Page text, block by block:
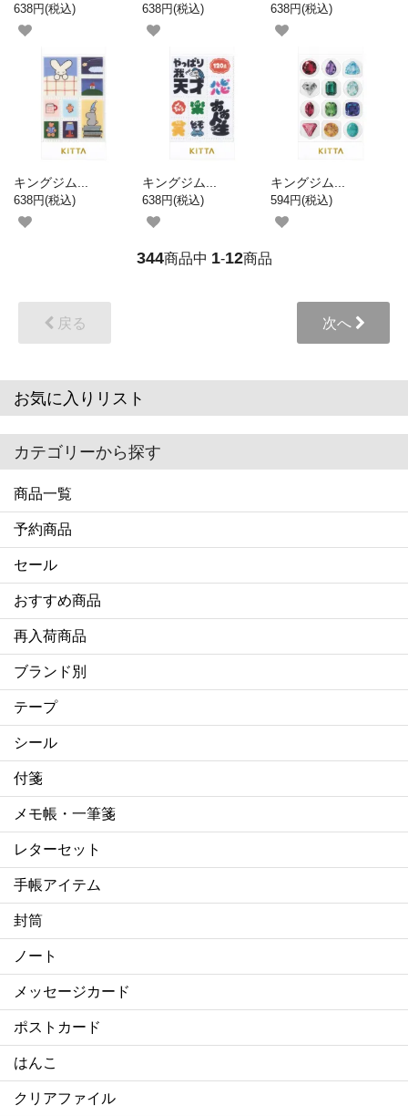
638円(税込)
638円(税込)
638円(税込)
キングジム...
638円(税込)
キングジム...
638円(税込)
キングジム...
594円(税込)
344商品中 1-12商品
戻る 次へ
お気に入りリスト
カテゴリーから探す
商品一覧
予約商品
セール
おすすめ商品
再入荷商品
ブランド別
テープ
シール
付箋
メモ帳・一筆箋
レターセット
手帳アイテム
封筒
ノート
メッセージカード
ポストカード
はんこ
クリアファイル